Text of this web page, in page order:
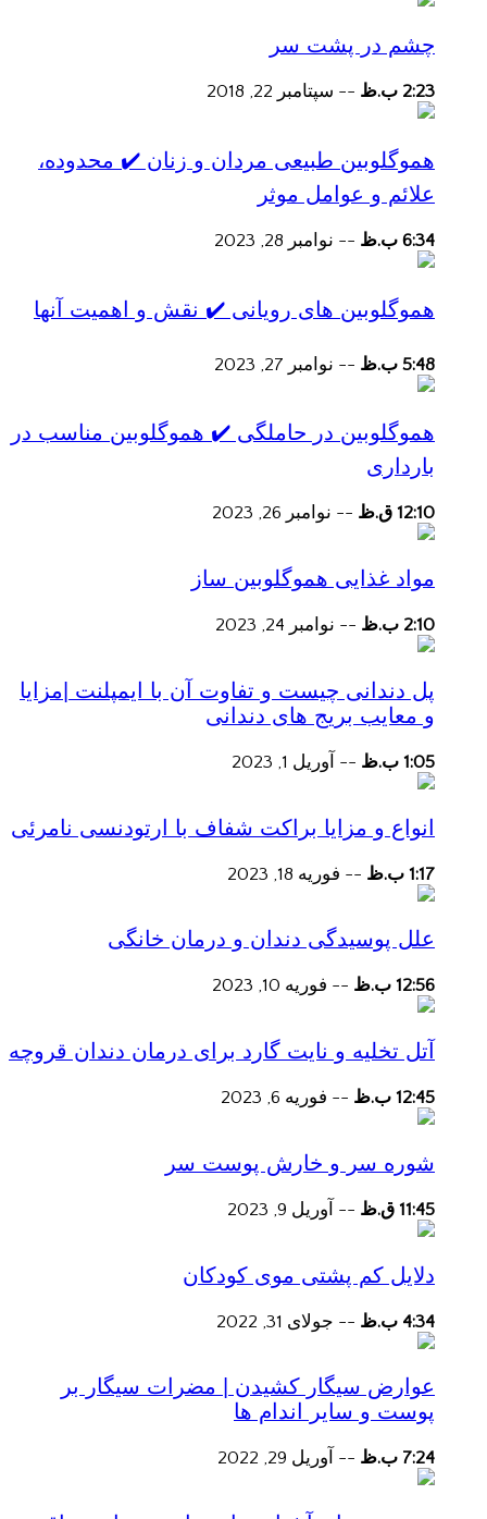
چشم در پشت سر
2:23 ب.ظ -- سپتامبر 22, 2018
هموگلوبین طبیعی مردان و زنان ✔️ محدوده،
علائم و عوامل موثر
6:34 ب.ظ -- نوامبر 28, 2023
هموگلوبین های رویانی ✔️ نقش و اهمیت آنها
5:48 ب.ظ -- نوامبر 27, 2023
هموگلوبین در حاملگی ✔️ هموگلوبین مناسب در
بارداری
12:10 ق.ظ -- نوامبر 26, 2023
مواد غذایی هموگلوبین ساز
2:10 ب.ظ -- نوامبر 24, 2023
پل دندانی چیست و تفاوت آن با ایمپلنت |مزایا
و معایب بریج های دندانی
1:05 ب.ظ -- آوریل 1, 2023
انواع و مزایا براکت شفاف با ارتودنسی نامرئی
1:17 ب.ظ -- فوریه 18, 2023
علل پوسیدگی دندان و درمان خانگی
12:56 ب.ظ -- فوریه 10, 2023
آتل تخلیه و نایت گارد برای درمان دندان قروچه
12:45 ب.ظ -- فوریه 6, 2023
شوره سر و خارش پوست سر
11:45 ق.ظ -- آوریل 9, 2023
دلایل کم پشتی موی کودکان
4:34 ب.ظ -- جولای 31, 2022
عوارض سیگار کشیدن | مضرات سیگار بر
پوست و سایر اندام ها
7:24 ب.ظ -- آوریل 29, 2022